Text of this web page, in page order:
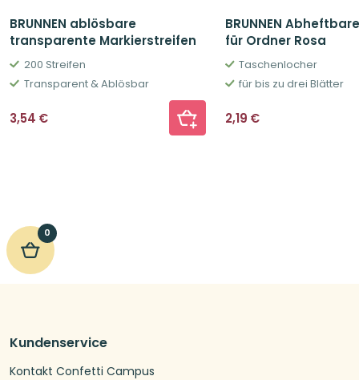
BRUNNEN ablösbare
transparente Markierstreifen
200 Streifen
Transparent & Ablösbar
3,54 €
BRUNNEN
für Ordner Rosa
Taschenlocher
für bis zu drei Blätter
2,19 €
0
Kundenservice
Kontakt Confetti Campus